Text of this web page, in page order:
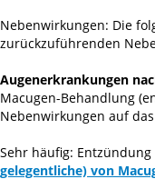
Nebenwirkungen: Die
zurückzuführenden
Augenerkrankungen
Macugen-Behandlung
Nebenwirkungen auf
Sehr häufig:
gelegentliche) von